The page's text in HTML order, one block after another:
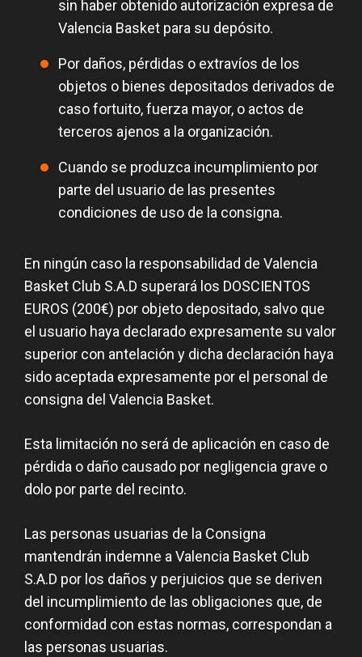
sin haber obtenido autorización expresa de
Valencia Basket para su depósito.
Por daños, pérdidas o extravíos de los
objetos o bienes depositados derivados de
caso fortuito, fuerza mayor, o actos de
terceros ajenos a la organización.
Cuando se produzca incumplimiento por
parte del usuario de las presentes
condiciones de uso de la consigna.
En ningún caso la responsabilidad de Valencia
Basket Club S.A.D superará los DOSCIENTOS
EUROS (200€) por objeto depositado, salvo que
el usuario haya declarado expresamente su valor
superior con antelación y dicha declaración haya
sido aceptada expresamente por el personal de
consigna del Valencia Basket.
Esta limitación no será de aplicación en caso de
pérdida o daño causado por negligencia grave o
dolo por parte del recinto.
Las personas usuarias de la Consigna
mantendrán indemne a Valencia Basket Club
S.A.D por los daños y perjuicios que se deriven
del incumplimiento de las obligaciones que, de
conformidad con estas normas, correspondan a
las personas usuarias.